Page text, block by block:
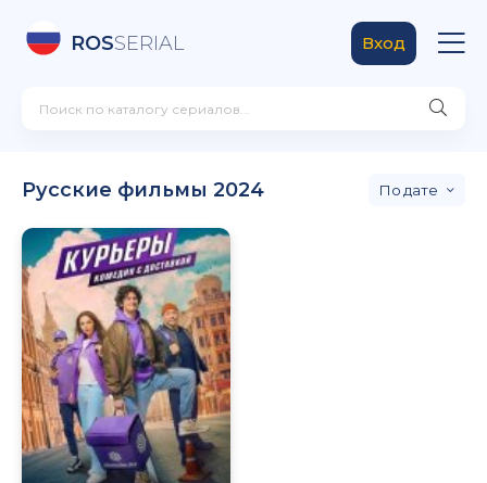
ROSSERIAL Вход
Русские фильмы 2024 дате